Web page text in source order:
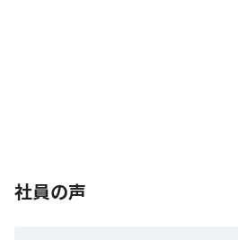
社員の声